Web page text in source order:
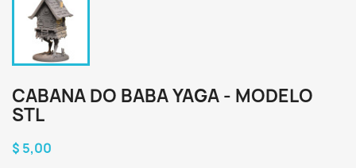
CABANA DO BABA YAGA - MODELO
STL
$ 5,00